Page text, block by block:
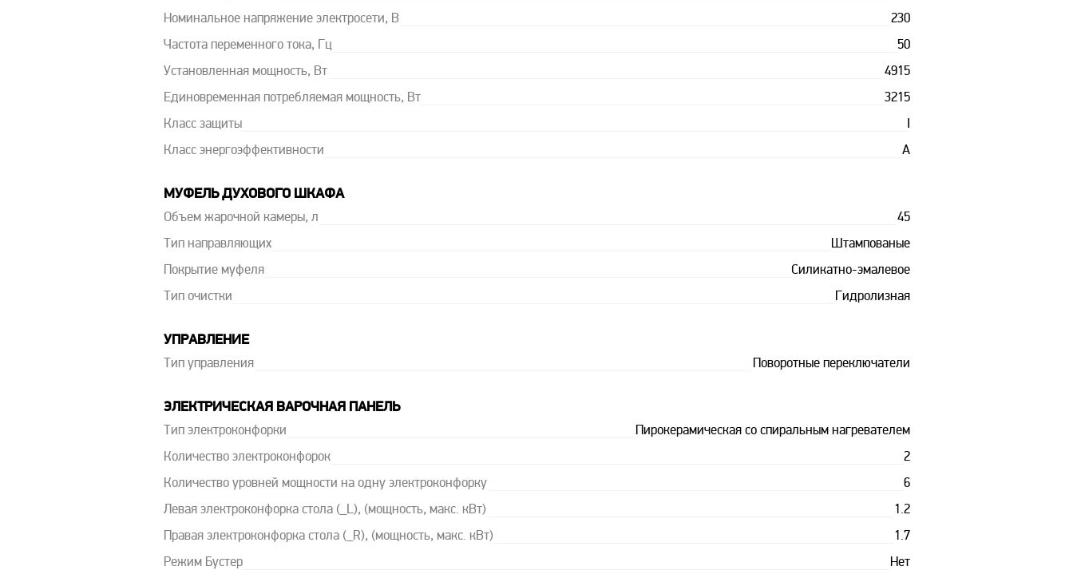
Номинальное напряжение электросети, В 230
Частота переменного тока, Гц 50
Установленная мощность, Вт 4915
Единовременная потребляемая мощность, Вт 3215
Класс защиты
Класс энергоэффективности A
МУФЕЛЬ ДУХОВОГО ШКАФА
Объем жарочной камеры, л 45
Тип направляющих Штампованые
Покрытие муфеля Силикатно-эмалевое
Тип очистки Гидролизная
УПРАВЛЕНИЕ
Тип управления Поворотные переключатели
ЭЛЕКТРИЧЕСКАЯ ВАРОЧНАЯ ПАНЕЛЬ
Тип электроконфорки Пирокерамическая со спиральным нагревателем
Количество электроконфорок 2
Количество уровней мощности на одну электроконфорку 6
Левая электроконфорка стола (_L), (мощность, макс. кВт) 1.2
Правая электроконфорка стола (_R), (мощность, макс. кВт) 1.7
Режим Бустер Нет